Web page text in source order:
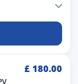
£ 180.00